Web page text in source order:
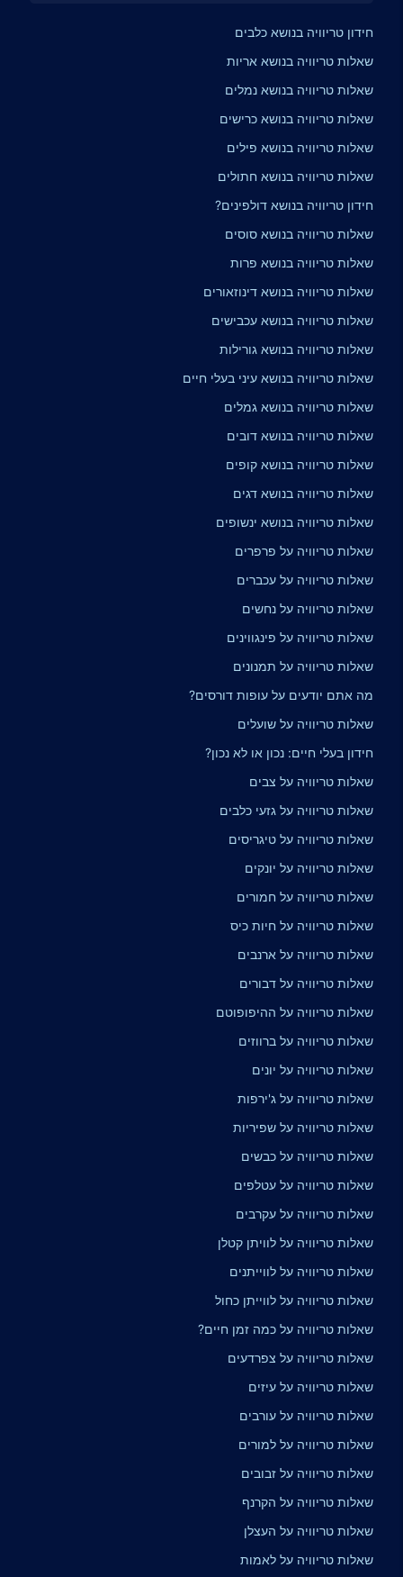
חידון טריוויה בנושא כלבים
שאלות טריוויה בנושא אריות
שאלות טריוויה בנושא נמלים
שאלות טריוויה בנושא כרישים
שאלות טריוויה בנושא פילים
שאלות טריוויה בנושא חתולים
חידון טריוויה בנושא דולפינים?
שאלות טריוויה בנושא סוסים
שאלות טריוויה בנושא פרות
שאלות טריוויה בנושא דינוזאורים
שאלות טריוויה בנושא עכבישים
שאלות טריוויה בנושא גורילות
שאלות טריוויה בנושא עיני בעלי חיים
שאלות טריוויה בנושא גמלים
שאלות טריוויה בנושא דובים
שאלות טריוויה בנושא קופים
שאלות טריוויה בנושא דגים
שאלות טריוויה בנושא ינשופים
שאלות טריוויה על פרפרים
שאלות טריוויה על עכברים
שאלות טריוויה על נחשים
שאלות טריוויה על פינגווינים
שאלות טריוויה על תמנונים
מה אתם יודעים על עופות דורסים?
שאלות טריוויה על שועלים
חידון בעלי חיים: נכון או לא נכון?
שאלות טריוויה על צבים
שאלות טריוויה על גזעי כלבים
שאלות טריוויה על טיגריסים
שאלות טריוויה על יונקים
שאלות טריוויה על חמורים
שאלות טריוויה על חיות כיס
שאלות טריוויה על ארנבים
שאלות טריוויה על דבורים
שאלות טריוויה על ההיפופוטם
שאלות טריוויה על ברווזים
שאלות טריוויה על יונים
שאלות טריוויה על ג'ירפות
שאלות טריוויה על שפיריות
שאלות טריוויה על כבשים
שאלות טריוויה על עטלפים
שאלות טריוויה על עקרבים
שאלות טריוויה על לוויתן קטלן
שאלות טריוויה על לווייתנים
שאלות טריוויה על לווייתן כחול
שאלות טריוויה על כמה זמן חיים?
שאלות טריוויה על צפרדעים
שאלות טריוויה על עיזים
שאלות טריוויה על עורבים
שאלות טריוויה על למורים
שאלות טריוויה על זבובים
שאלות טריוויה על הקרנף
שאלות טריוויה על העצלן
שאלות טריוויה על לאמות